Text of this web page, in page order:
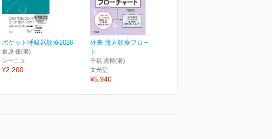
ポケット呼吸器診療2026
倉原 優(著)
シーニュ
¥2,200
外来 漢方診療フローチャー
ト
千福 貞博(著)
文光堂
¥5,940